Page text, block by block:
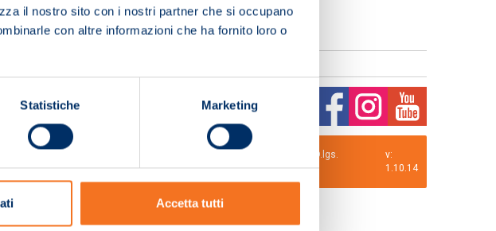
il nostro sito con i nostri partner che si occupano
con altre informazioni che ha fornito loro o
Statistiche Marketing
Accetta tutti
- Cap.Soc. € 2.000.000,00 i.v. La Società adotta il Codice Etico D.lgs.
v:
1.10.14